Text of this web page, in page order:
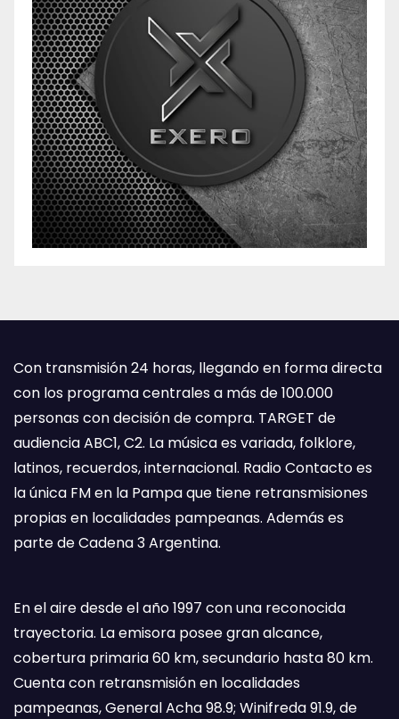
Con transmisión 24 horas, llegando en forma directa
con los programa centrales a más de 100.000
personas con decisión de compra. TARGET de
audiencia ABC1, C2. La música es variada, folklore,
latinos, recuerdos, internacional. Radio Contacto es
la única FM en la Pampa que tiene retransmisiones
propias en localidades pampeanas. Además es
parte de Cadena 3 Argentina.
En el aire desde el año 1997 con una reconocida
trayectoria. La emisora posee gran alcance,
cobertura primaria 60 km, secundario hasta 80 km.
Cuenta con retransmisión en localidades
pampeanas, General Acha 98.9; Winifreda 91.9, de